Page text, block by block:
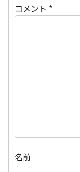
コメント *
名前